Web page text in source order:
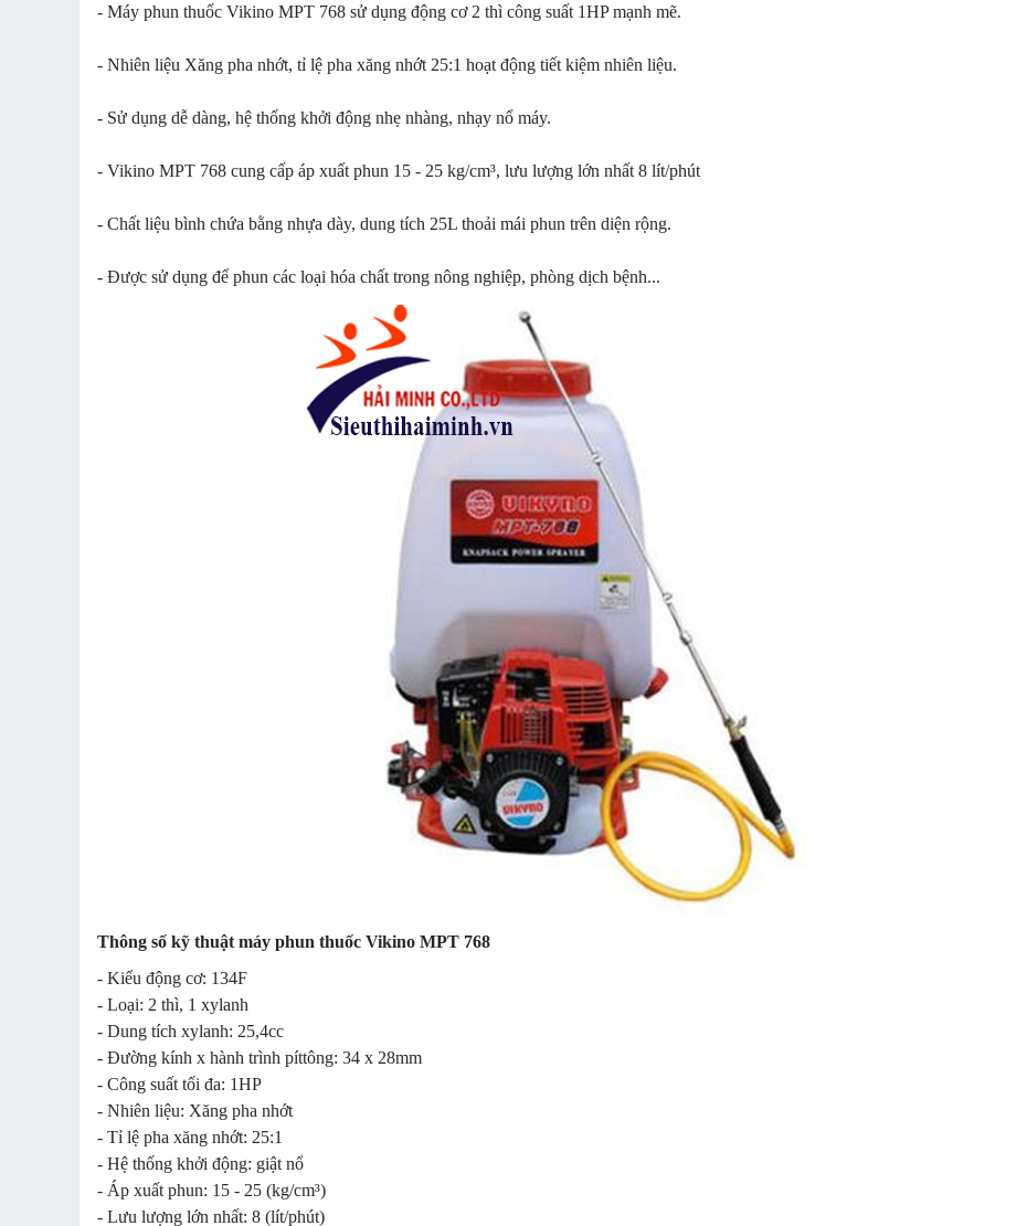
- Máy phun thuốc Vikino MPT 768 sử dụng động cơ 2 thì công suất 1HP mạnh mẽ.
- Nhiên liệu Xăng pha nhớt, tỉ lệ pha xăng nhớt 25:1 hoạt động tiết kiệm nhiên liệu.
- Sử dụng dễ dàng, hệ thống khởi động nhẹ nhàng, nhạy nổ máy.
- Vikino MPT 768 cung cấp áp xuất phun 15 - 25 kg/cm³, lưu lượng lớn nhất 8 lít/phút
- Chất liệu bình chứa bằng nhựa dày, dung tích 25L thoải mái phun trên diện rộng.
- Được sử dụng để phun các loại hóa chất trong nông nghiệp, phòng dịch bệnh...
Thông số kỹ thuật máy phun thuốc Vikino MPT 768
- Kiểu động cơ: 134F
- Loại: 2 thì, 1 xylanh
- Dung tích xylanh: 25,4cc
- Đường kính x hành trình píttông: 34 x 28mm
- Công suất tối đa: 1HP
- Nhiên liệu: Xăng pha nhớt
- Tỉ lệ pha xăng nhớt: 25:1
- Hệ thống khởi động: giật nổ
- Áp xuất phun: 15 - 25 (kg/cm³)
- Lưu lượng lớn nhất: 8 (lít/phút)